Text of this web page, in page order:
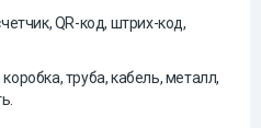
QR-код, штрих-код,
труба, кабель, металл,